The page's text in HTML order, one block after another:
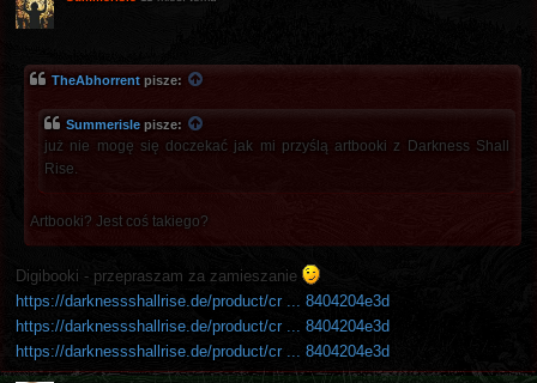
TheAbhorrent pisze:
Summerisle pisze:
już nie mogę się doczekać jak mi przyślą artbooki z Darkness Shall
Rise.
Artbooki? Jest coś takiego?
Digibooki - przepraszam za zamieszanie
https://darknessshallrise.de/product/cr ... 8404204e3d
https://darknessshallrise.de/product/cr ... 8404204e3d
https://darknessshallrise.de/product/cr ... 8404204e3d